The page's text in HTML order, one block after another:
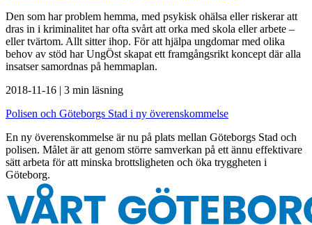
Den som har problem hemma, med psykisk ohälsa eller riskerar att
dras in i kriminalitet har ofta svårt att orka med skola eller arbete –
eller tvärtom. Allt sitter ihop. För att hjälpa ungdomar med olika
behov av stöd har UngÖst skapat ett framgångsrikt koncept där alla
insatser samordnas på hemmaplan.
2018-11-16 | 3 min läsning
Polisen och Göteborgs Stad i ny överenskommelse
En ny överenskommelse är nu på plats mellan Göteborgs Stad och
polisen. Målet är att genom större samverkan på ett ännu effektivare
sätt arbeta för att minska brottsligheten och öka tryggheten i
Göteborg.